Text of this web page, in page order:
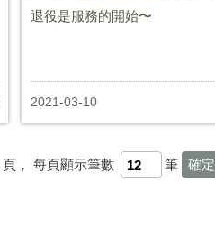
退役是服務的開始〜
2021-03-10
頁， 每頁顯示筆數 筆